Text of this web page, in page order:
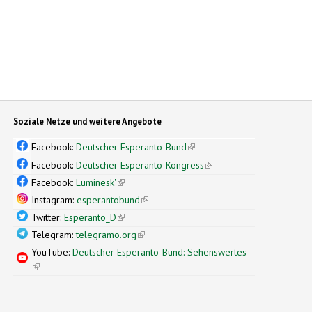
Soziale Netze und weitere Angebote
Facebook:Deutscher Esperanto-Bund(link is external)
Facebook:Deutscher Esperanto-Kongress(link is external)
Facebook:Luminesk'(link is external)
Instagram:esperantobund(link is external)
Twitter:Esperanto_D(link is external)
Telegram:telegramo.org(link is external)
YouTube:Deutscher Esperanto-Bund: Sehenswertes
(link is external)